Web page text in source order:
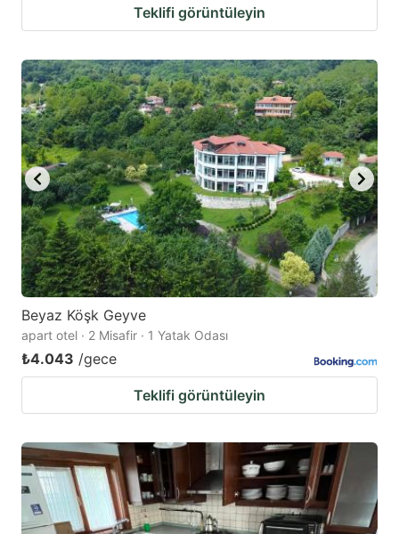
Teklifi görüntüleyin
Beyaz Köşk Geyve
apart otel · 2 Misafir · 1 Yatak Odası
₺4.043 /gece
Teklifi görüntüleyin